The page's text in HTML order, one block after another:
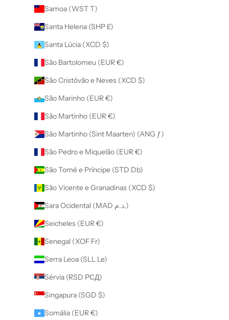
Samoa (WST T)
Santa Helena (SHP £)
Santa Lúcia (XCD $)
São Bartolomeu (EUR €)
São Cristóvão e Neves (XCD $)
São Marinho (EUR €)
São Martinho (EUR €)
São Martinho (Sint Maarten) (ANG ƒ)
São Pedro e Miquelão (EUR €)
São Tomé e Príncipe (STD Db)
São Vicente e Granadinas (XCD $)
Sara Ocidental (MAD د.م.)
Seicheles (EUR €)
Senegal (XOF Fr)
Serra Leoa (SLL Le)
Sérvia (RSD РСД)
Singapura (SGD $)
Somália (EUR €)